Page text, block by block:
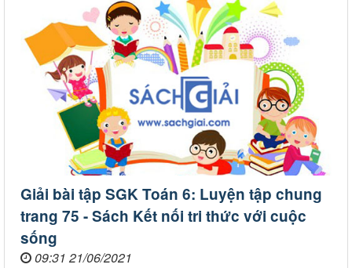
Giải bài tập SGK Toán 6: Luyện tập chung
trang 75 - Sách Kết nối tri thức với cuộc
sống
09:31 21/06/2021